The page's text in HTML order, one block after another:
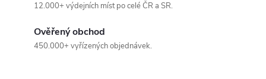
12.000+ výdejních míst po celé ČR a SR.
Ověřený obchod
450.000+ vyřízených objednávek.